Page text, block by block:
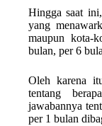
Hingga saat
yang
maupun kota-
bulan, per 6
Oleh karena
tentang
jawabannya
per 1 bulan